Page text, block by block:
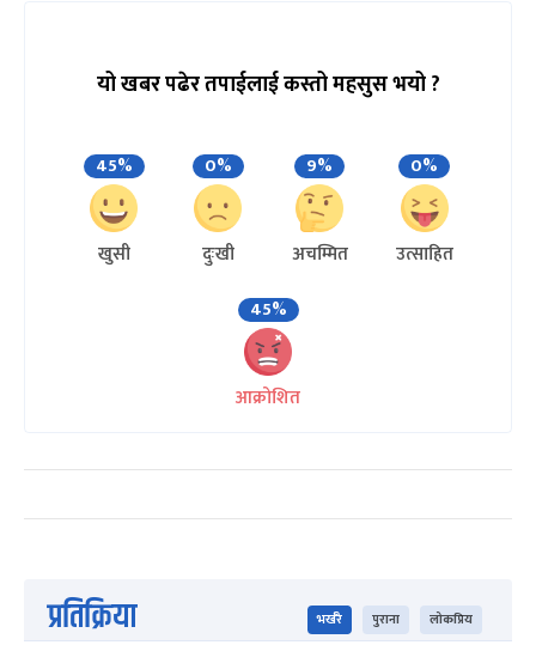
यो खबर पढेर तपाईलाई कस्तो महसुस भयो ?
45%
खुसी
0%
दुःखी
9%
अचम्मित
0%
उत्साहित
45%
आक्रोशित
प्रतिक्रिया भर्खरै पुराना लोकप्रिय